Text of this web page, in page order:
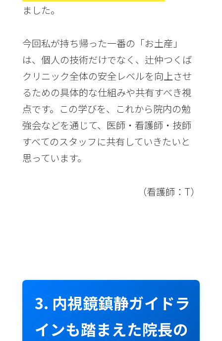
ました。
今回私が持ち帰った一番の「お土産」
は、個人の技術だけでなく、辻仲つくば
クリニック全体の安全レベルを向上させ
るための具体的な仕組みや共有すべき視
点です。この学びを、これから院内の勉
強会などを通じて、医師・看護師・技師
すべてのスタッフに共有していきたいと
思っています。
（看護師：T）
3. 内視鏡鎮静ガイドラ
インも踏まえた院長の